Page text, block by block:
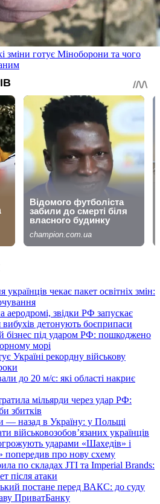
зміни готує Міноборони та чого
українців чекає пакет освітніх змін:
звідки РФ запускає
детонують боєприпаси
бізнес під ударом РФ: пошкоджено
морі
Україні рекордну військову
до 20 м/с: які області накриє
мільярди через удар РФ:
збитків
— назад в Україну: у Польщі
військовозобов’язаних українців
ударами «Шахедів» і
про нову схему
по складах JTI та Imperial Brands:
після атаки
постане перед ВАКС: до суду
ПриватБанку